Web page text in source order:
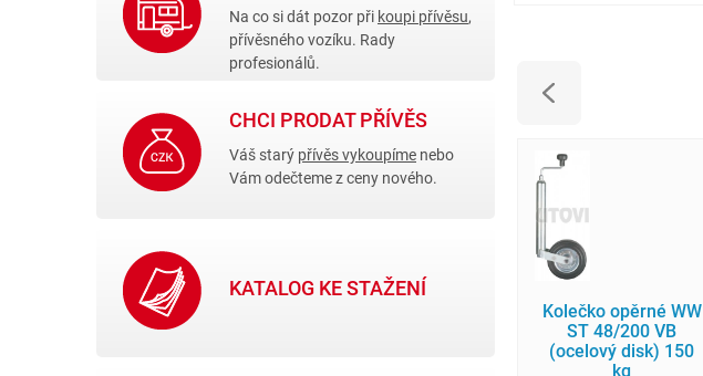
Na co si dát pozor při koupi přívěsu,
přívěsného vozíku. Rady
profesionálů.
CHCI PRODAT PŘÍVĚS
Váš starý přívěs vykoupíme nebo
Vám odečteme z ceny nového.
KATALOG KE STAŽENÍ
Kolečko opěrné WW
ST 48/200 VB
(ocelový disk) 150
kg